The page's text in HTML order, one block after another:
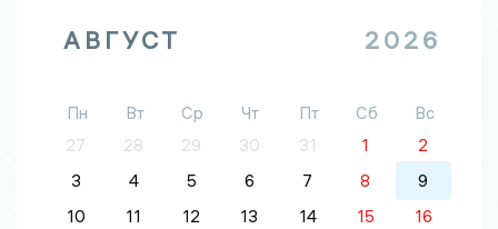
АВГУСТ 2026
Пн Вт Ср Чт Пт Сб
Вс
27
28 29 30 31 1
2
3
4 5 6 7 8
9
10
11 12 13 14 15
16